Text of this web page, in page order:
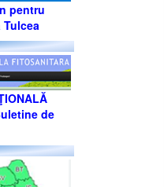
pentru
de